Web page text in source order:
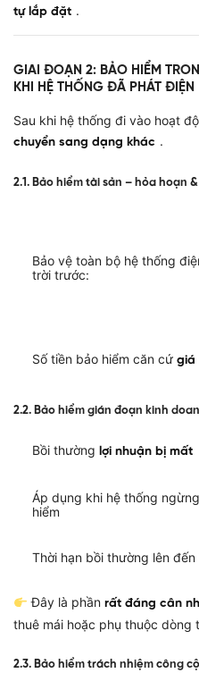
tự lắp đặt .
GIAI ĐOẠN 2: BẢO HIỂM
KHI HỆ THỐNG ĐÃ PHÁT ĐIỆN
Sau khi hệ thống đi vào hoạt
chuyển sang dạng khác .
2.1. Bảo hiểm tài sản – hỏa hoạn
Bảo vệ toàn bộ hệ thống
trời trước:
Số tiền bảo hiểm căn cứ giá
2.2. Bảo hiểm gián đoạn kinh
Bồi thường lợi nhuận bị mất
Áp dụng khi hệ thống
hiểm
Thời hạn bồi thường lên đến
Đây là phần rất đáng cân
thuê mái hoặc phụ thuộc dòng
2.3. Bảo hiểm trách nhiệm công